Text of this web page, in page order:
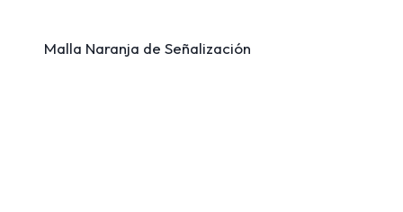
Malla Naranja de Señalización